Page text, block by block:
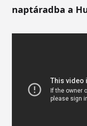
naptáradba a